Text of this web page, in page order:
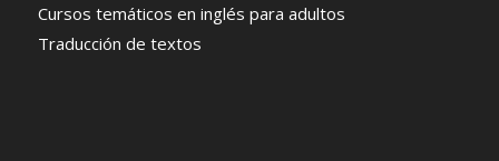
Cursos temáticos en inglés para adultos
Traducción de textos